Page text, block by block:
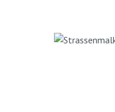
Bildergalerie überspringen